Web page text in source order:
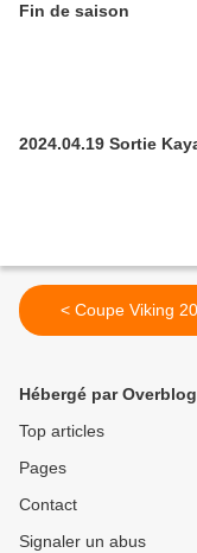
Fin de saison
2024.04.19 Sortie
< Coupe Viking
Hébergé par Overblog
Top articles
Pages
Contact
Signaler un abus